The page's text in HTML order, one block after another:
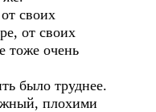
своих
от своих
тоже очень
было труднее.
плохими